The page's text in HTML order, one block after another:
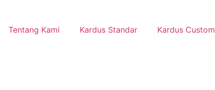
Tentang Kami Kardus Standar Kardus Custom